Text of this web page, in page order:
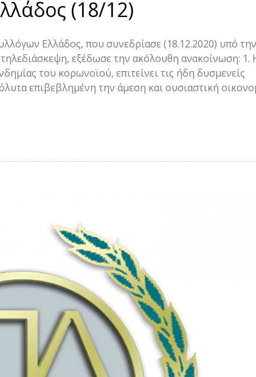
(18/12)
Ελλάδος, που συνεδρίασε (18.12.2020) υπό την
εξέδωσε την ακόλουθη ανακοίνωση: 1.
του κορωνοϊού, επιτείνει τις ήδη δυσμενείς
επιβεβλημένη την άμεση και ουσιαστική